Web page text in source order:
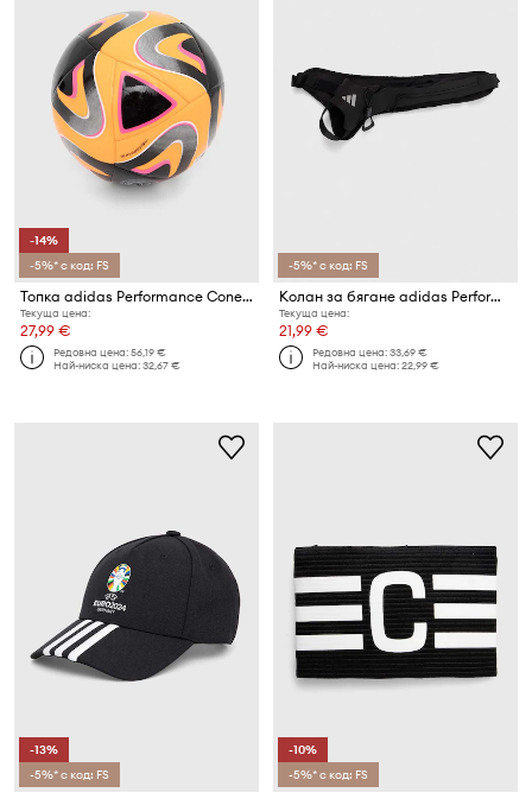
-14%
-5%* с код: FS
Топка adidas Performance Conext 24 Pro
Текуща цена:
27,99 €
Редовна цена:56,19 €
Най-ниска цена:32,67 €
-5%* с код: FS
Колан за бягане adidas Performance Run
Текуща цена:
21,99 €
Редовна цена:33,69 €
Най-ниска цена:22,99 €
-13%
-5%* с код: FS
-10%
-5%* с код: FS